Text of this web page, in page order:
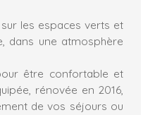
les espaces verts et
dans une atmosphère
être confortable et
rénovée en 2016,
de vos séjours ou